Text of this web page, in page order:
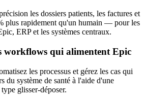
les dossiers patients, les factures et
plus rapidement qu'un humain — pour les
ERP et les systèmes centraux.
workflows qui alimentent Epic
les processus et gérez les cas qui
du système de santé à l'aide d'une
glisser-déposer.